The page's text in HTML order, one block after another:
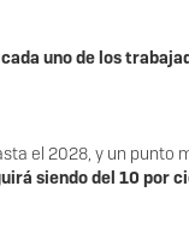
uno de los
el 2028, y un punto
siendo del 10 por